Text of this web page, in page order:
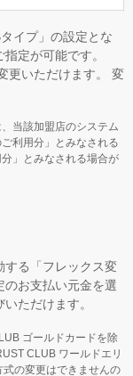
イプ」の設定とな
定が可能です。
更いただけます。 変
当該加盟店のシステム
利用分」とみなされる
」とみなされる場合が
する「フレックス変
のお支払い元金を選
ただけます。
ゴールドカードを除
CLUB ワールドエリ
の変更はできませんの